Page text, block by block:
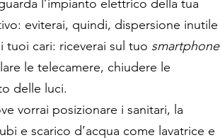
l’impianto elettrico della tua
eviterai, quindi, dispersione inutile
tuoi cari: riceverai sul tuo smartphone
le telecamere, chiudere le
delle luci.
vorrai posizionare i sanitari, la
e scarico d’acqua come lavatrice e